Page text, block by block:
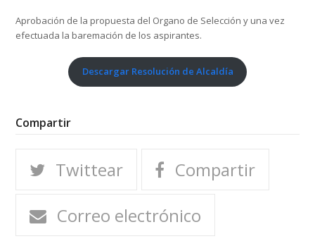
Aprobación de la propuesta del Organo de Selección y una vez
efectuada la baremación de los aspirantes.
Descargar Resolución de Alcaldía
Compartir
Twittear
Compartir
Correo electrónico